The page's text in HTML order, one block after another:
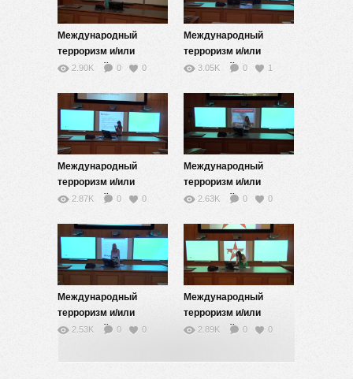
Международный
терроризм и/или
взаимодействие
2.90K 0 0
Международный
терроризм и/или
взаимодействие
3.05K 0 1
Международный
терроризм и/или
взаимодействие
2.87K 0 0
Международный
терроризм и/или
взаимодействие
2.63K 0 0
Международный
терроризм и/или
взаимодействие
2.53K 0 0
Международный
терроризм и/или
взаимодействие
2.89K 0 0